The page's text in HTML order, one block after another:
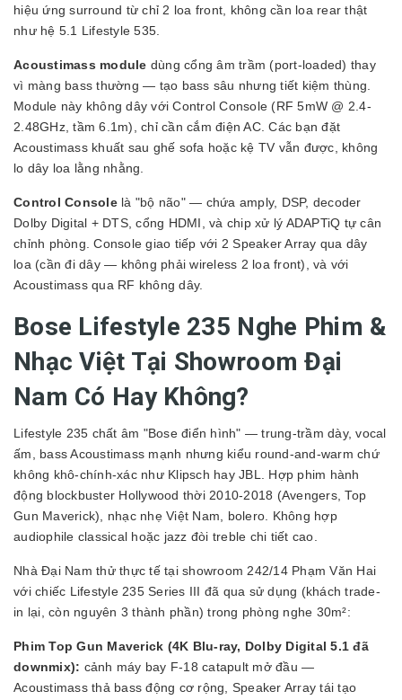
hiệu ứng surround từ chỉ 2 loa front, không cần loa rear thật
như hệ 5.1 Lifestyle 535.
Acoustimass module dùng cổng âm trầm (port-loaded) thay
vì màng bass thường — tạo bass sâu nhưng tiết kiệm thùng.
Module này không dây với Control Console (RF 5mW @ 2.4-
2.48GHz, tầm 6.1m), chỉ cần cắm điện AC. Các bạn đặt
Acoustimass khuất sau ghế sofa hoặc kệ TV vẫn được, không
lo dây loa lằng nhằng.
Control Consolelà "bộ não" — chứa amply, DSP, decoder
Dolby Digital + DTS, cổng HDMI, và chip xử lý ADAPTiQ tự cân
chỉnh phòng. Console giao tiếp với 2 Speaker Array qua dây
loa (cần đi dây — không phải wireless 2 loa front), và với
Acoustimass qua RF không dây.
Bose Lifestyle 235 Nghe Phim &
Nhạc Việt Tại Showroom Đại
Nam Có Hay Không?
Lifestyle 235 chất âm "Bose điển hình" — trung-trầm dày, vocal
ấm, bass Acoustimass mạnh nhưng kiểu round-and-warm chứ
không khô-chính-xác như Klipsch hay JBL. Hợp phim hành
động blockbuster Hollywood thời 2010-2018 (Avengers, Top
Gun Maverick), nhạc nhẹ Việt Nam, bolero. Không hợp
audiophile classical hoặc jazz đòi treble chi tiết cao.
Nhà Đại Nam thử thực tế tại showroom 242/14 Phạm Văn Hai
với chiếc Lifestyle 235 Series III đã qua sử dụng (khách trade-
in lại, còn nguyên 3 thành phần) trong phòng nghe 30m²:
Phim Top Gun Maverick (4K Blu-ray, Dolby Digital 5.1 đã
downmix): cảnh máy bay F-18 catapult mở đầu —
Acoustimass thả bass động cơ rộng, Speaker Array tái tạo